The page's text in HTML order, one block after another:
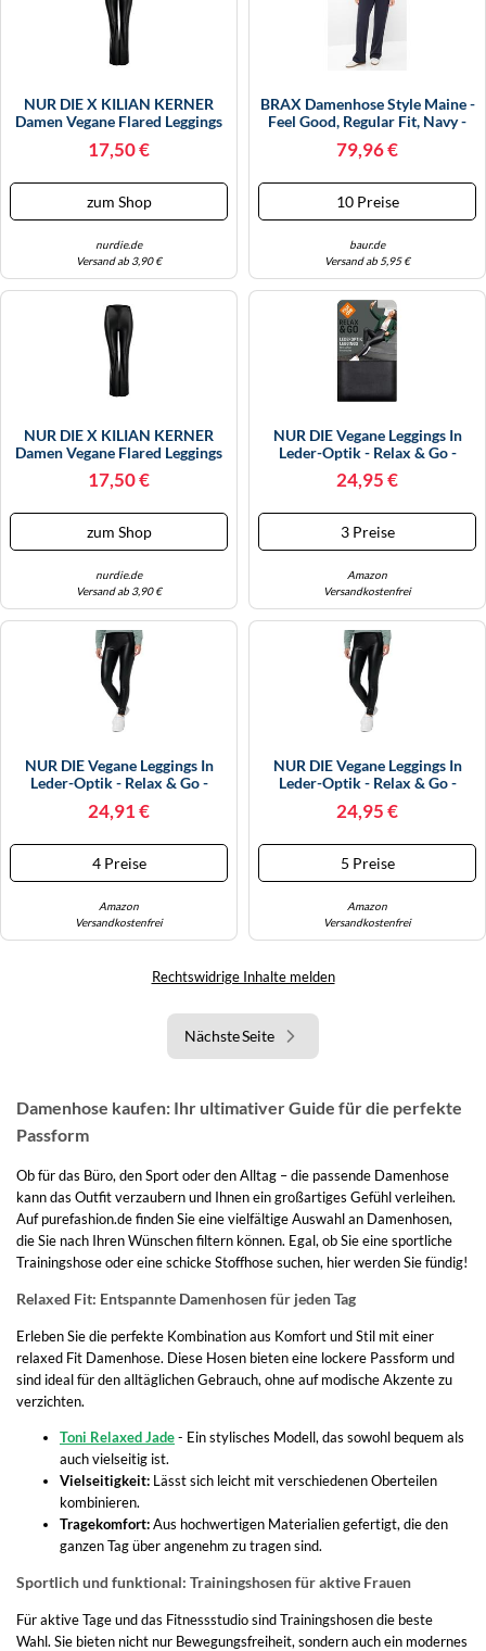
NUR DIE X KILIAN KERNER
Damen Vegane Flared Leggings
Größe 44-46
17,50 €
zum Shop
nurdie.de
Versand ab 3,90 €
BRAX Damenhose Style Maine -
Feel Good, Regular Fit, Navy -
79,96 €
10 Preise
baur.de
Versand ab 5,95 €
NUR DIE X KILIAN KERNER
Damen Vegane Flared Leggings
In Leder-Optik - Schwarz -
Größe 40-42
17,50 €
zum Shop
nurdie.de
Versand ab 3,90 €
NUR DIE Vegane Leggings In
Leder-Optik - Relax & Go -
Schwarz - Größe 44-46
24,95 €
3 Preise
Amazon
Versandkostenfrei
NUR DIE Vegane Leggings In
Leder-Optik - Relax & Go -
24,91 €
4 Preise
Amazon
Versandkostenfrei
NUR DIE Vegane Leggings In
Leder-Optik - Relax & Go -
24,95 €
5 Preise
Amazon
Versandkostenfrei
Rechtswidrige Inhalte melden
Nächste Seite
Damenhose kaufen: Ihr ultimativer Guide für die perfekte
Passform
Ob für das Büro, den Sport oder den Alltag – die passende Damenhose
kann das Outfit verzaubern und Ihnen ein großartiges Gefühl verleihen.
Auf purefashion.de finden Sie eine vielfältige Auswahl an Damenhosen,
die Sie nach Ihren Wünschen filtern können. Egal, ob Sie eine sportliche
Trainingshose oder eine schicke Stoffhose suchen, hier werden Sie fündig!
Relaxed Fit: Entspannte Damenhosen für jeden Tag
Erleben Sie die perfekte Kombination aus Komfort und Stil mit einer
relaxed Fit Damenhose. Diese Hosen bieten eine lockere Passform und
sind ideal für den alltäglichen Gebrauch, ohne auf modische Akzente zu
verzichten.
Toni Relaxed Jade- Ein stylisches Modell, das sowohl bequem als
auch vielseitig ist.
Vielseitigkeit: Lässt sich leicht mit verschiedenen Oberteilen
kombinieren.
Tragekomfort:Aus hochwertigen Materialien gefertigt, die den
ganzen Tag über angenehm zu tragen sind.
Sportlich und funktional: Trainingshosen für aktive Frauen
Für aktive Tage und das Fitnessstudio sind Trainingshosen die beste
Wahl. Sie bieten nicht nur Bewegungsfreiheit, sondern auch ein modernes